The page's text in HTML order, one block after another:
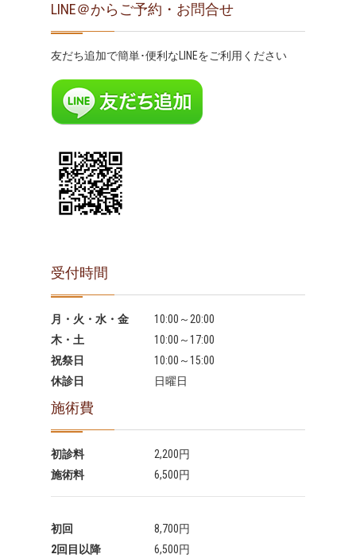
LINE＠からご予約・お問合せ
友だち追加で簡単･便利なLINEをご利用ください
受付時間
月・火・水・金
10:00～20:00
木・土
10:00～17:00
祝祭日
10:00～15:00
休診日
日曜日
施術費
初診料
2,200円
施術料
6,500円
初回
8,700円
2回目以降
6,500円